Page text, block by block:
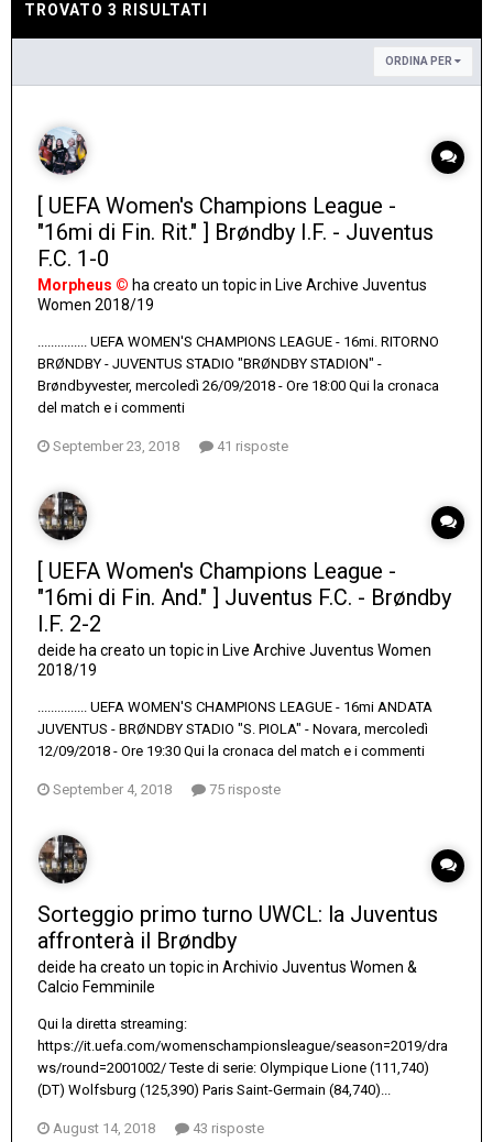
TROVATO 3 RISULTATI
ORDINA PER
[ UEFA Women's Champions League -
"16mi di Fin. Rit." ] Brøndby I.F. - Juventus
F.C. 1-0
Morpheus © ha creato un topic in Live Archive Juventus
Women 2018/19
............... UEFA WOMEN'S CHAMPIONS LEAGUE - 16mi. RITORNO
BRØNDBY - JUVENTUS STADIO "BRØNDBY STADION" -
Brøndbyvester, mercoledì 26/09/2018 - Ore 18:00 Qui la cronaca
del match e i commenti
September 23, 2018 41 risposte
[ UEFA Women's Champions League -
"16mi di Fin. And." ] Juventus F.C. - Brøndby
I.F. 2-2
deide ha creato un topic in Live Archive Juventus Women
2018/19
............... UEFA WOMEN'S CHAMPIONS LEAGUE - 16mi ANDATA
JUVENTUS - BRØNDBY STADIO "S. PIOLA" - Novara, mercoledì
12/09/2018 - Ore 19:30 Qui la cronaca del match e i commenti
September 4, 2018 75 risposte
Sorteggio primo turno UWCL: la Juventus
affronterà il Brøndby
deide ha creato un topic in Archivio Juventus Women &
Calcio Femminile
Qui la diretta streaming:
https://it.uefa.com/womenschampionsleague/season=2019/dra
ws/round=2001002/ Teste di serie: Olympique Lione (111,740)
(DT) Wolfsburg (125,390) Paris Saint-Germain (84,740)...
August 14, 2018 43 risposte